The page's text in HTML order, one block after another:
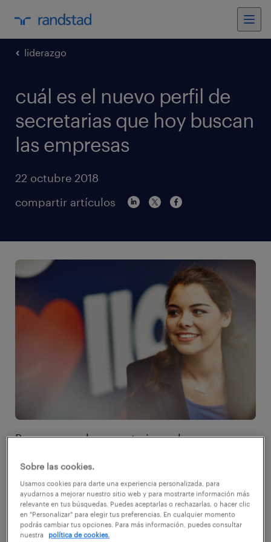
liderazgo
cuál es el nuevo perfil de
secretarias que hoy buscan
las empresas
22 octubre 2018
compartir artículos
Poco a poco, las secretarias se han
cualquier organización. Y es que su creciente
especialización ha llevado a que incluso el
puesto sea ocupado por profesionales de
otras carreras, tanto técnicas como
Sobre las cookies.
Usamos cookies para darte una experiencia personalizada, para
ayudarnos a mejorar nuestro sitio web y para mostrarte información más
relevante en tus búsquedas. Puedes aceptarlas o rechazarlas, o hacer clic
en "Personalizar" para elegir tus preferencias. En cualquier momento
podrás cambiar tus opciones. Para más información, puedes consultar
nuestra
política de cookies.